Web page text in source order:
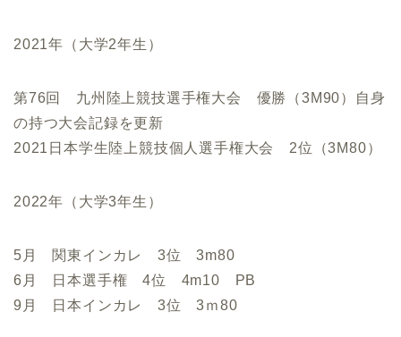
2021年（大学2年生）
第76回 九州陸上競技選手権大会 優勝（3M90）自身
の持つ大会記録を更新
2021日本学生陸上競技個人選手権大会 2位（3M80）
2022年（大学3年生）
5月 関東インカレ 3位 3m80
6月 日本選手権 4位 4m10 PB
9月 日本インカレ 3位 3ｍ80